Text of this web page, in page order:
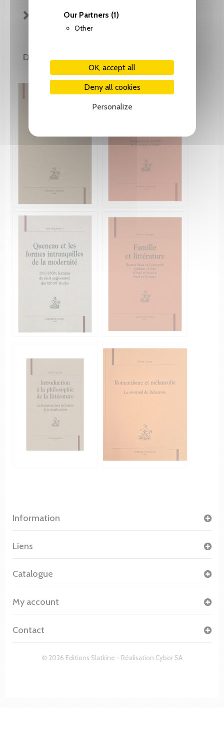
Our Partners (1)
Other
OK, accept all
Deny all cookies
Personalize
FICHE TECHNIQUE
DE LA MÊME COLLECTION
Information
© 2026 Editions Slatkine - Réalisation Cybor SA
Liens
Catalogue
My account
Contact